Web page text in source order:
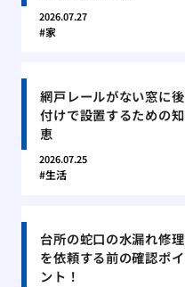
2026.07.27
家
網戸レールがない窓に後
付けで設置するための知
恵
2026.07.25
生活
台所の蛇口の水漏れ修理
を依頼する前の確認ポイ
ント！